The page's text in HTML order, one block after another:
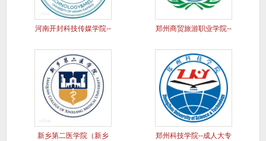
河南开封科技传媒学院-- 郑州商贸旅游职业学院--
新乡第二医学院（新乡 郑州科技学院--成人大专